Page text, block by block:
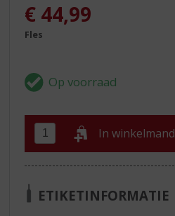
€ 44,99
Fles
In winkelmand
ETIKETINFORMATIE